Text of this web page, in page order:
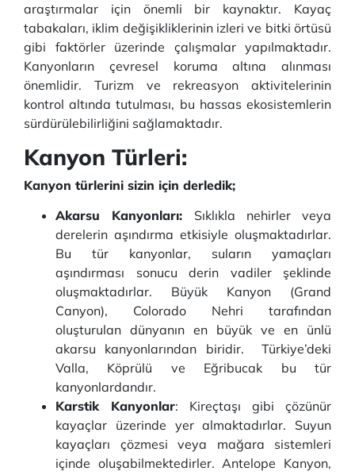
araştırmalar için önemli bir kaynaktır. Kayaç
tabakaları, iklim değişikliklerinin izleri ve bitki örtüsü
gibi faktörler üzerinde çalışmalar yapılmaktadır.
Kanyonların çevresel koruma altına alınması
önemlidir. Turizm ve rekreasyon aktivitelerinin
kontrol altında tutulması, bu hassas ekosistemlerin
sürdürülebilirliğini sağlamaktadır.
Kanyon Türleri:
Kanyon türlerini sizin için derledik;
Akarsu Kanyonları: Sıklıkla nehirler veya
derelerin aşındırma etkisiyle oluşmaktadırlar.
Bu tür kanyonlar, suların yamaçları
aşındırması sonucu derin vadiler şeklinde
oluşmaktadırlar. Büyük Kanyon (Grand
Canyon), Colorado Nehri tarafından
oluşturulan dünyanın en büyük ve en ünlü
akarsu kanyonlarından biridir. Türkiye’deki
Valla, Köprülü ve Eğribucak bu tür
kanyonlardandır.
Karstik Kanyonlar: Kireçtaşı gibi çözünür
kayaçlar üzerinde yer almaktadırlar. Suyun
kayaçları çözmesi veya mağara sistemleri
içinde oluşabilmektedirler. Antelope Kanyon,